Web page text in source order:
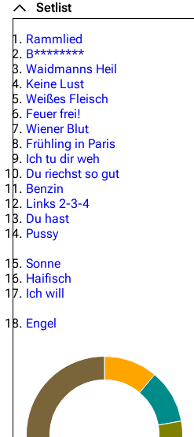
Setlist
Rammlied
B********
Waidmanns Heil
Keine Lust
Weißes Fleisch
Feuer frei!
Wiener Blut
Frühling in Paris
Ich tu dir weh
Du riechst so gut
Benzin
Links 2-3-4
Du hast
Pussy
Sonne
Haifisch
Ich will
Engel